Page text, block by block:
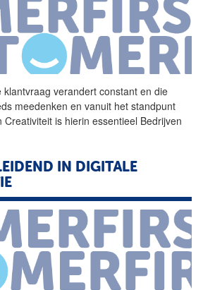
klantvraag verandert constant en die
meedenken en vanuit het standpunt
is hierin essentieel Bedrijven
IN DIGITALE